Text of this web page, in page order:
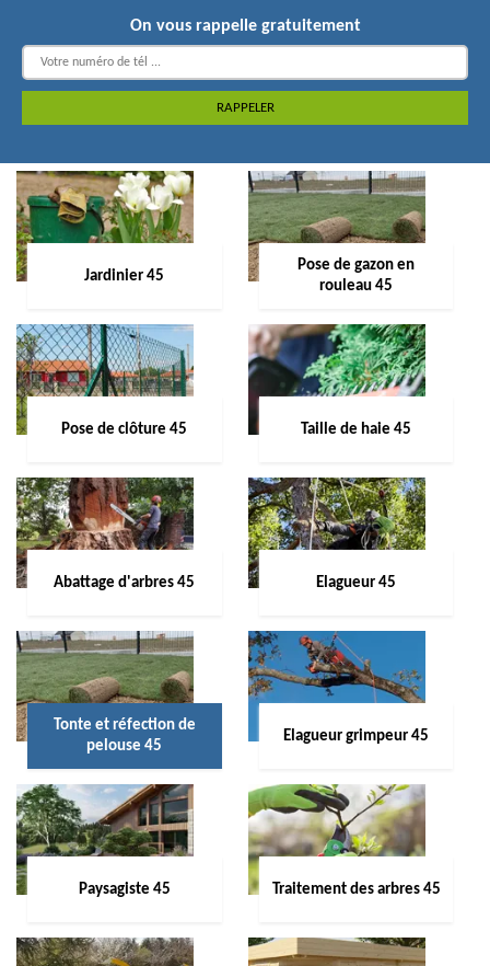
On vous rappelle gratuitement
Jardinier 45
Pose de gazon en
rouleau 45
Pose de clôture 45 Taille de haie 45
Abattage d'arbres 45 Elagueur 45
Tonte et réfection de
pelouse 45
Elagueur grimpeur 45
Paysagiste 45 Traitement des arbres 45